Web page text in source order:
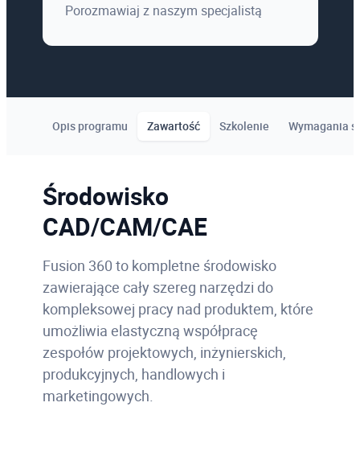
Porozmawiaj z naszym specjalistą
Opis programu Zawartość Szkolenie Wymagania
Środowisko
CAD/CAM/CAE
Fusion 360 to kompletne środowisko
zawierające cały szereg narzędzi do
kompleksowej pracy nad produktem, które
umożliwia elastyczną współpracę
zespołów projektowych, inżynierskich,
produkcyjnych, handlowych i
marketingowych.